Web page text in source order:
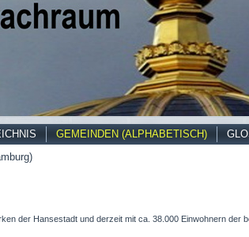
GEMEINDEN (ALPHABETISCH)
der Hansestadt und derzeit mit ca. 38.000 Einwohnern der